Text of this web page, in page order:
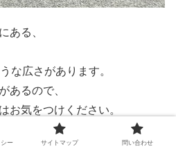
ある、
な広さがあります。
あるので、
お気をつけください。
ー サイトマップ 問い合わせ